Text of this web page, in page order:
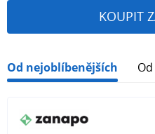
KOUPIT
Od nejoblíbenějších